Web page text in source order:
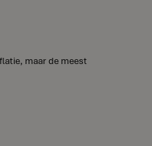
maar de meest